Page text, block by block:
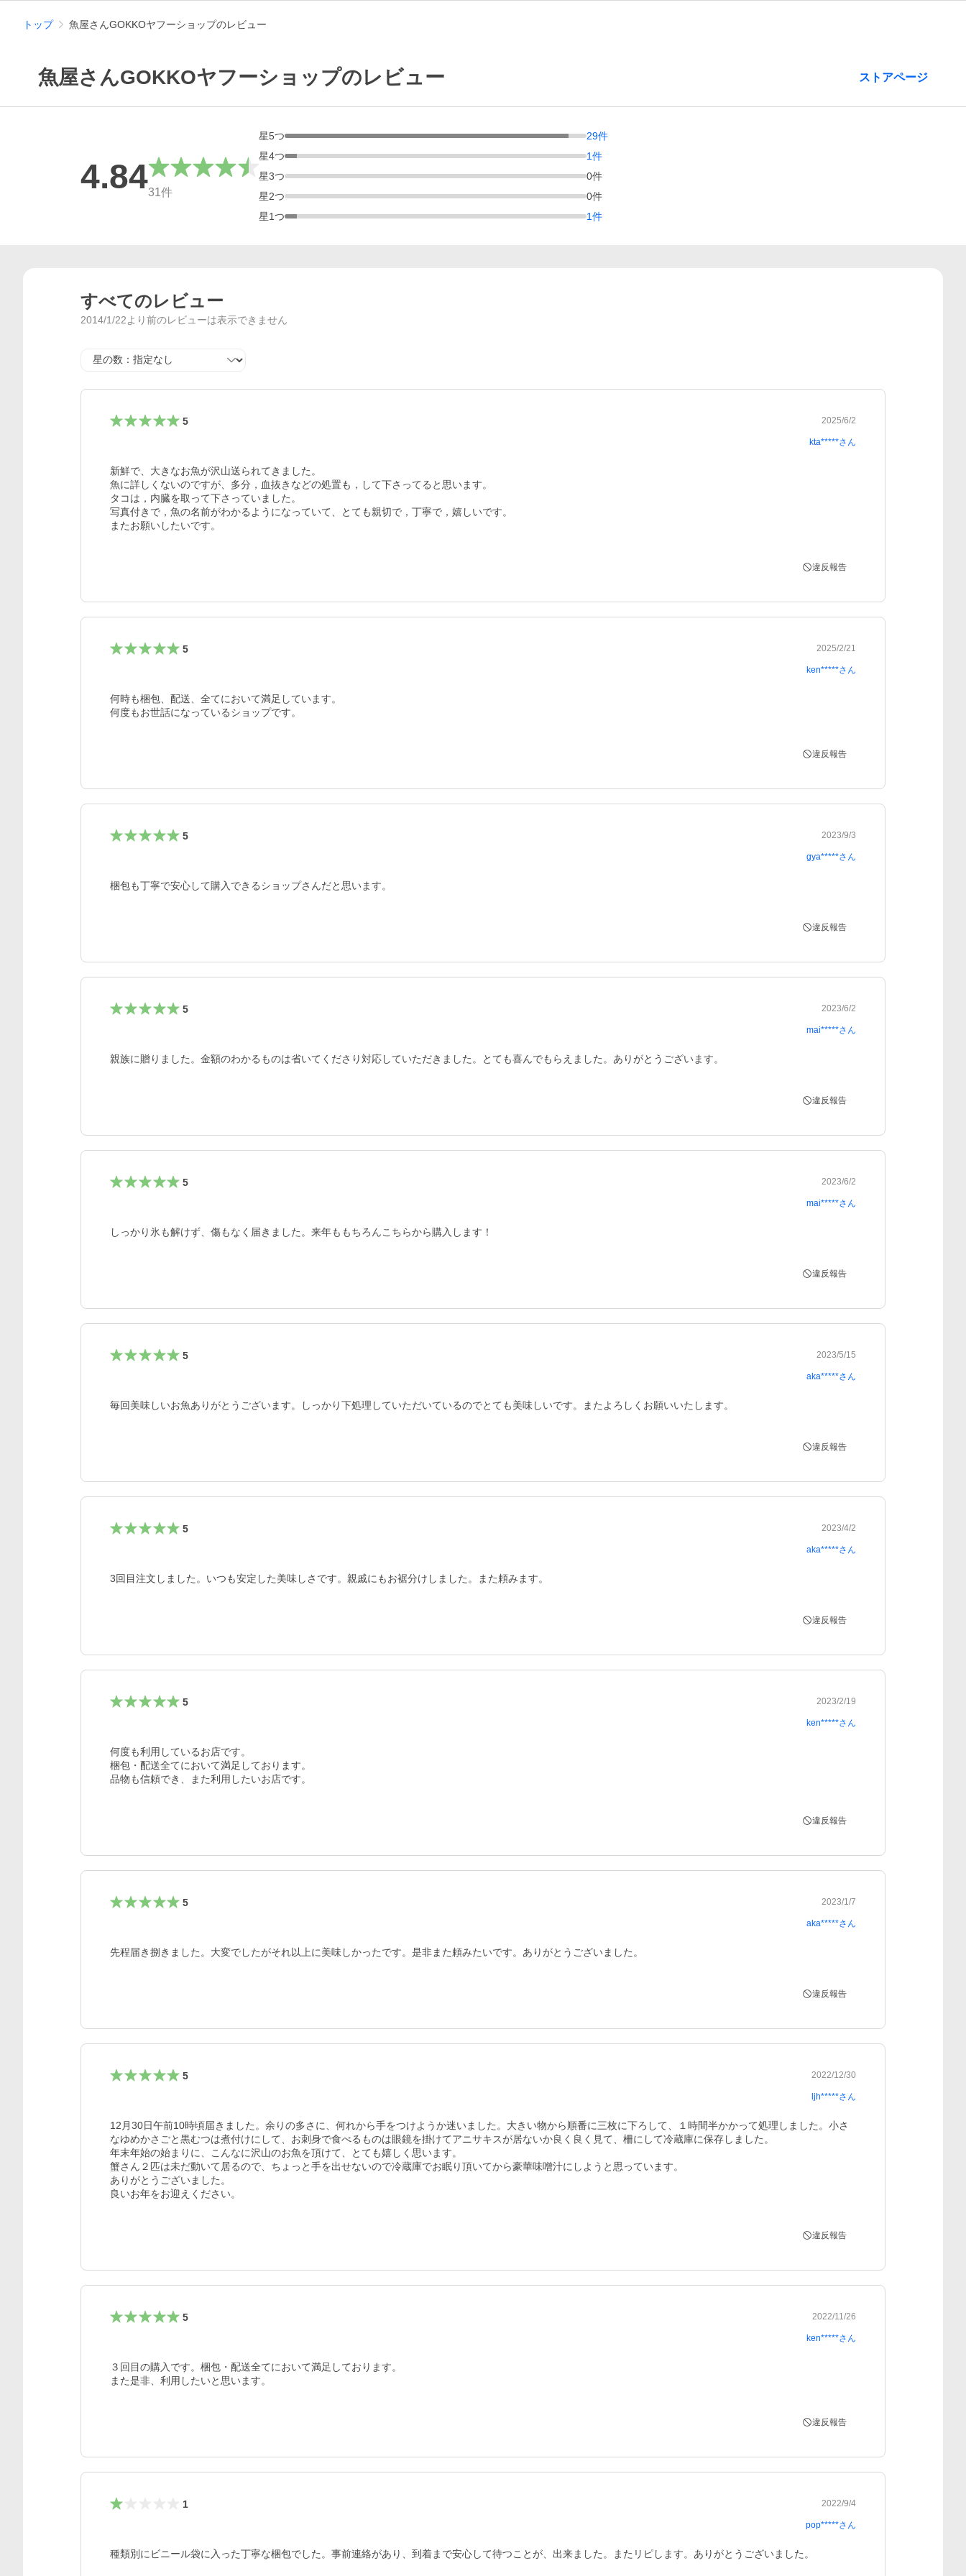
トップ 魚屋さんGOKKOヤフーショップのレビュー
魚屋さんGOKKOヤフーショップのレビュー ストアページ
総合評価
4.8431件
星5つ 29件
星4つ 1件
星3つ 0件
星2つ 0件
星1つ 1件
すべてのレビュー
2014/1/22より前のレビューは表示できません
星の数
5 2025/6/2
kta*****さん
新鮮で、大きなお魚が沢山送られてきました。
魚に詳しくないのですが、多分，血抜きなどの処置も，して下さってると思います。
タコは，内臓を取って下さっていました。
写真付きで，魚の名前がわかるようになっていて、とても親切で，丁寧で，嬉しいです。
違反報告
5 2025/2/21
ken*****さん
何時も梱包、配送、全てにおいて満足しています。
何度もお世話になっているショップです。
違反報告
5 2023/9/3
gya*****さん
梱包も丁寧で安心して購入できるショップさんだと思います。
違反報告
5 2023/6/2
mai*****さん
親族に贈りました。金額のわかるものは省いてくださり対応していただきました。とても喜んでもらえました。ありがとうございます。
違反報告
5 2023/6/2
mai*****さん
しっかり氷も解けず、傷もなく届きました。来年ももちろんこちらから購入します！
違反報告
5 2023/5/15
aka*****さん
毎回美味しいお魚ありがとうございます。しっかり下処理していただいているのでとても美味しいです。またよろしくお願いいたします。
違反報告
5 2023/4/2
aka*****さん
3回目注文しました。いつも安定した美味しさです。親戚にもお裾分けしました。また頼みます。
違反報告
5 2023/2/19
ken*****さん
何度も利用しているお店です。
梱包・配送全てにおいて満足しております。
品物も信頼でき、また利用したいお店です。
違反報告
5 2023/1/7
aka*****さん
先程届き捌きました。大変でしたがそれ以上に美味しかったです。是非また頼みたいです。ありがとうございました。
違反報告
5 2022/12/30
ljh*****さん
12月30日午前10時頃届きました。余りの多さに、何れから手をつけようか迷いました。大きい物から順番に三枚に下ろして、１時間半かかって処理しました。小さ
なゆめかさごと黒むつは煮付けにして、お刺身で食べるものは眼鏡を掛けてアニサキスが居ないか良く良く見て、柵にして冷蔵庫に保存しました。
年末年始の始まりに、こんなに沢山のお魚を頂けて、とても嬉しく思います。
蟹さん２匹は未だ動いて居るので、ちょっと手を出せないので冷蔵庫でお眠り頂いてから豪華味噌汁にしようと思っています。
ありがとうございました。
良いお年をお迎えください。
違反報告
5 2022/11/26
ken*****さん
３回目の購入です。梱包・配送全てにおいて満足しております。
また是非、利用したいと思います。
違反報告
1 2022/9/4
pop*****さん
種類別にビニール袋に入った丁寧な梱包でした。事前連絡があり、到着まで安心して待つことが、出来ました。またリピします。ありがとうございました。